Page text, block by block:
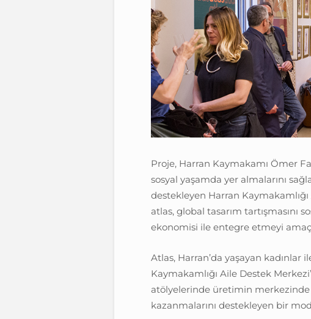
Proje, Harran Kaymakamı Ömer
sosyal yaşamda yer almalarını
destekleyen Harran
atlas, global tasarım tartışmasını
ekonomisi ile entegre etmeyi
Atlas, Harran’da yaşayan kadınlar
Kaymakamlığı Aile Destek
atölyelerinde üretimin
kazanmalarını destekleyen bir